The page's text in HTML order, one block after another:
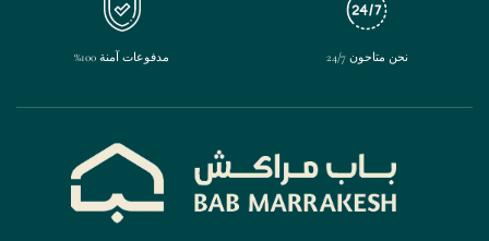
نحن متاحون 24/7 مدفوعات آمنة 100%